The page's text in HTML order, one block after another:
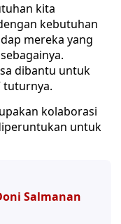
kita
kebutuhan
mereka yang
dibantu untuk
tuturnya.
kolaborasi
untuk
Salmanan